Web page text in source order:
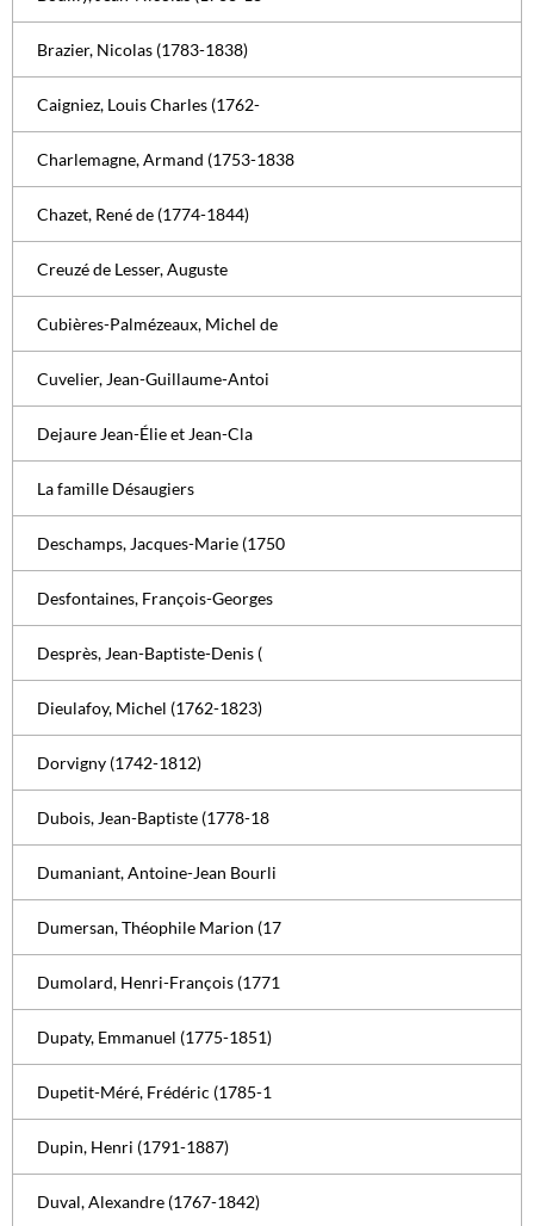
Brazier, Nicolas (1783-1838)
Caigniez, Louis Charles (1762-
Charlemagne, Armand (1753-1838
Chazet, René de (1774-1844)
Creuzé de Lesser, Auguste
Cubières-Palmézeaux, Michel de
Cuvelier, Jean-Guillaume-Antoi
Dejaure Jean-Élie et Jean-Cla
La famille Désaugiers
Deschamps, Jacques-Marie (1750
Desfontaines, François-Georges
Desprès, Jean-Baptiste-Denis (
Dieulafoy, Michel (1762-1823)
Dorvigny (1742-1812)
Dubois, Jean-Baptiste (1778-18
Dumaniant, Antoine-Jean Bourli
Dumersan, Théophile Marion (17
Dumolard, Henri-François (1771
Dupaty, Emmanuel (1775-1851)
Dupetit-Méré, Frédéric (1785-1
Dupin, Henri (1791-1887)
Duval, Alexandre (1767-1842)